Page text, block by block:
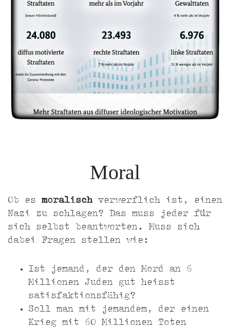
Moral
Ob es moralischverwerflich ist, einen
Nazi zu schlagen? Das muss jeder für
sich selbst beantworten. Muss sich
dabei Fragen stellen wie:
Ist jemand, der den Mord an 6
Millionen Juden gut heisst
satisfaktionsfähig?
Soll man mit jemandem, der einen
Krieg mit 60 Millionen Toten